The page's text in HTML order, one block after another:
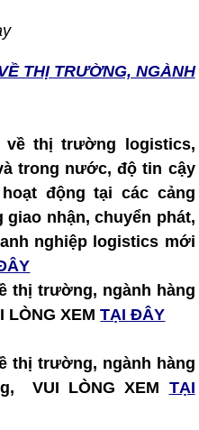
THỊ TRƯỜNG, NGÀNH
thị trường logistics,
trong nước, độ tin cậy
động tại các cảng
nhận, chuyển phát,
nghiệp logistics mới
thị trường, ngành hàng
LÒNG XEMTẠI ĐÂY
thị trường, ngành hàng
VUI LÒNG XEM TẠI